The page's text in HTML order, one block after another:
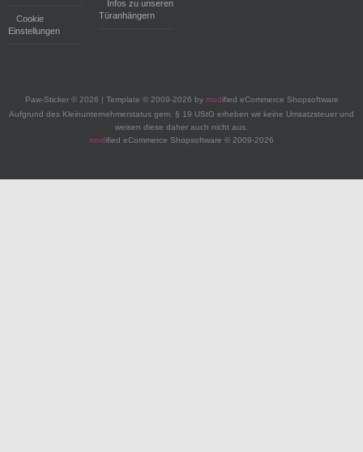
Cookie
Einstellungen
Infos zu unseren
Türanhängern
Paw-Sticker © 2026 | Template © 2009-2026 by modified eCommerce Shopsoftware
Aufgrund des Kleinunternehmerstatus gem. § 19 UStG erheben wir keine Umsatzsteuer und
weisen diese daher auch nicht aus.
modified eCommerce Shopsoftware © 2009-2026